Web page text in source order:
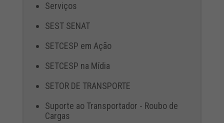
Serviços
SEST SENAT
SETCESP em Ação
SETCESP na Mídia
SETOR DE TRANSPORTE
Suporte ao Transportador - Roubo de
Cargas